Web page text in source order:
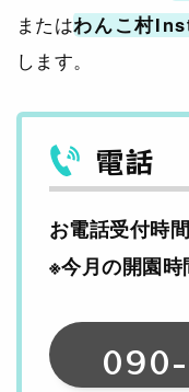
またはわんこ村
します。
電話
お電話受付時間
※今月の開園時